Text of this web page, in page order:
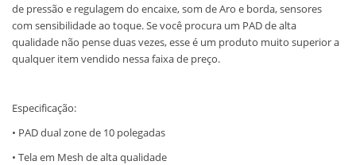
de pressão e regulagem do encaixe, som de Aro e borda, sensores
com sensibilidade ao toque. Se você procura um PAD de alta
qualidade não pense duas vezes, esse é um produto muito superior a
qualquer item vendido nessa faixa de preço.
Especificação:
• PAD dual zone de 10 polegadas
• Tela em Mesh de alta qualidade